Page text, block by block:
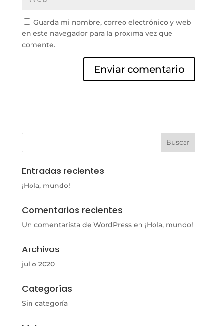
Guarda mi nombre, correo electrónico y web
en este navegador para la próxima vez que
comente.
Entradas recientes
¡Hola, mundo!
Comentarios recientes
Un comentarista de WordPressen ¡Hola, mundo!
Archivos
julio 2020
Categorías
Sin categoría